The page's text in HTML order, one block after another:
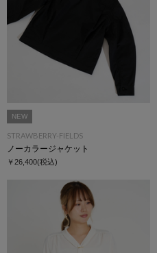
NEW
STRAWBERRY-FIELDS
ノーカラージャケット
￥26,400(税込)